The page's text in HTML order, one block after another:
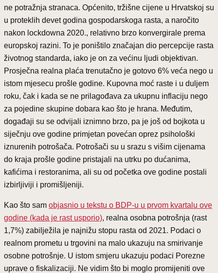
ne potražnja stranaca. Općenito, tržišne cijene u Hrvatskoj su
u proteklih devet godina gospodarskoga rasta, a naročito
nakon lockdowna 2020., relativno brzo konvergirale prema
europskoj razini. To je poništilo značajan dio percepcije rasta
životnog standarda, iako je on za većinu ljudi objektivan.
Prosječna realna plaća trenutačno je gotovo 6% veća nego u
istom mjesecu prošle godine. Kupovna moć raste i u duljem
roku, čak i kada se ne prilagođava za ukupnu inflaciju nego
za pojedine skupine dobara kao što je hrana. Međutim,
događaji su se odvijali iznimno brzo, pa je još od bojkota u
siječnju ove godine primjetan povećan oprez psihološki
iznurenih potrošača. Potrošači su u srazu s višim cijenama
do kraja prošle godine pristajali na utrku po dućanima,
kafićima i restoranima, ali su od početka ove godine postali
izbirljiviji i promišljeniji.
Kao što sam objasnio u tekstu o BDP-u u prvom kvartalu ove
godine (kada je rast usporio), realna osobna potrošnja (rast
1,7%) zabilježila je najnižu stopu rasta od 2021. Podaci o
realnom prometu u trgovini na malo ukazuju na smirivanje
osobne potrošnje. U istom smjeru ukazuju podaci Porezne
uprave o fiskalizaciji. Ne vidim što bi moglo promijeniti ove